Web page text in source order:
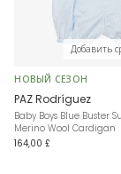
Добавить
НОВЫЙ СЕЗОН
PAZ Rodríguez
Baby Boys Blue Buster
Merino Wool Cardigan
164,00 £